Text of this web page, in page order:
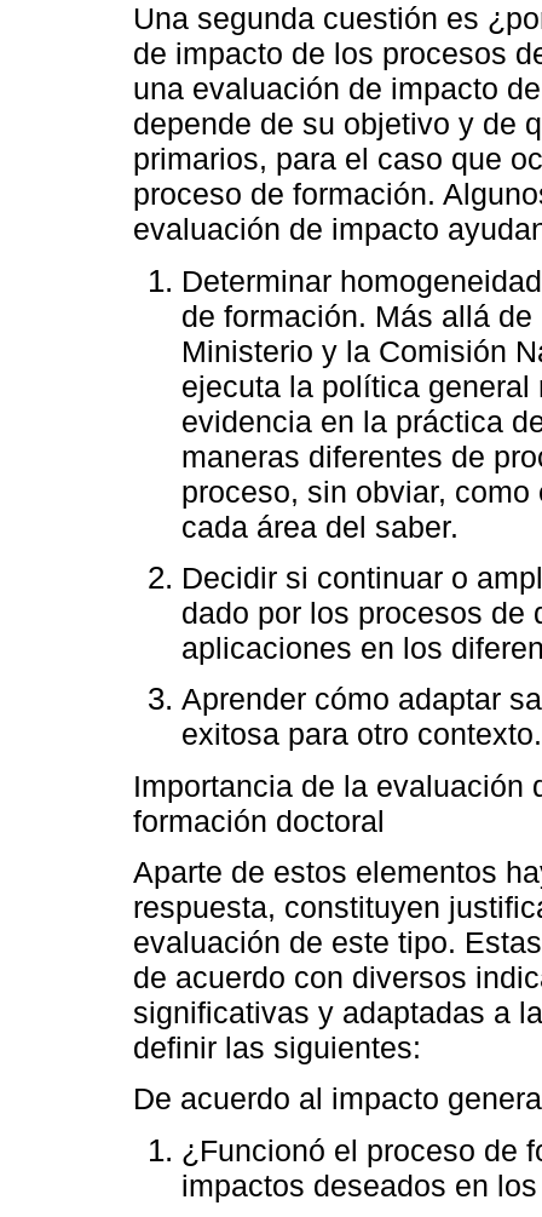
Una segunda cuestión es
de impacto de los procesos
una evaluación de impacto
depende de su objetivo y de
primarios, para el caso que
proceso de formación.
evaluación de impacto
Determinar
de formación. Más allá
Ministerio y la Comisión
ejecuta la política
evidencia en la práctica
maneras diferentes de
proceso, sin obviar,
cada área del saber.
Decidir si continuar o
dado por los procesos de
aplicaciones en los
Aprender cómo adaptar
exitosa para otro contexto.
Importancia de la evaluación
formación doctoral
Aparte de estos elementos
respuesta, constituyen
evaluación de este tipo.
de acuerdo con diversos
significativas y adaptadas a
definir las siguientes:
De acuerdo al impacto
¿Funcionó el proceso de
impactos deseados en